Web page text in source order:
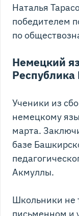
Наталья
победителем
по
Немецкий
Ученики из
немецкому
марта.
базе
Акмуллы.
Школьники не